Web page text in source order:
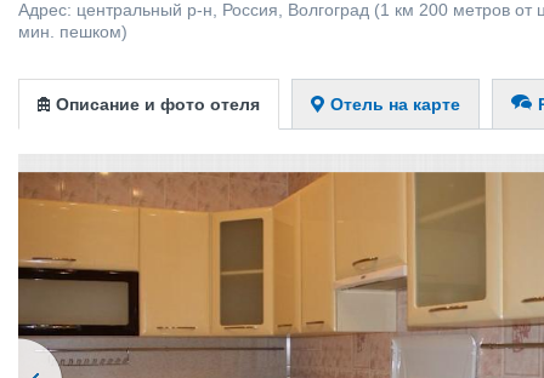
Адрес: центральный р-н Россия Волгоград (1 км 200 метров от
мин. пешком)
Описание и фото отеля Отель на карте